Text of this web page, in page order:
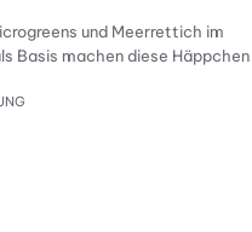
und Meerrettich im
Basis machen diese Häppchen